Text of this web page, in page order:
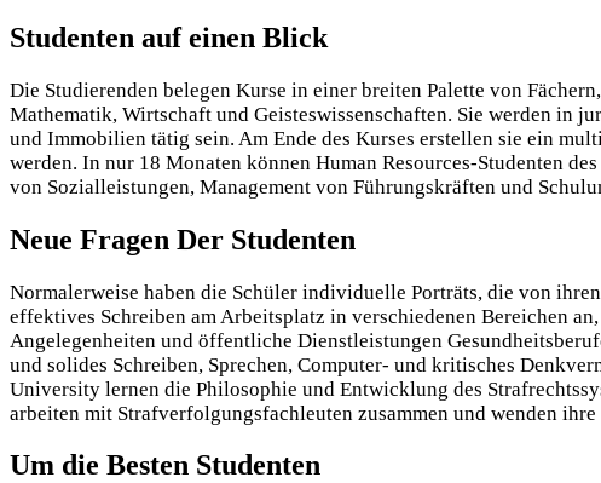
Studenten auf einen Blick
Die Studierenden belegen Kurse in einer breiten Palette von
Mathematik, Wirtschaft und Geisteswissenschaften. Sie werden in
und Immobilien tätig sein. Am Ende des Kurses erstellen sie ein
werden. In nur 18 Monaten können Human Resources-Studenten
von Sozialleistungen, Management von Führungskräften und
Neue Fragen Der Studenten
Normalerweise haben die Schüler individuelle Porträts, die von
effektives Schreiben am Arbeitsplatz in verschiedenen Bereichen
Angelegenheiten und öffentliche Dienstleistungen
und solides Schreiben, Sprechen, Computer- und kritisches
University lernen die Philosophie und Entwicklung des
arbeiten mit Strafverfolgungsfachleuten zusammen und wenden
Um die Besten Studenten